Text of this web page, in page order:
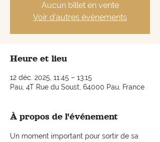
Aucun billet en vente
Voir d'autres événements
Heure et lieu
12 déc. 2025, 11:45 – 13:15
Pau, 4T Rue du Soust, 64000 Pau, France
À propos de l'événement
Un moment important pour sortir de sa